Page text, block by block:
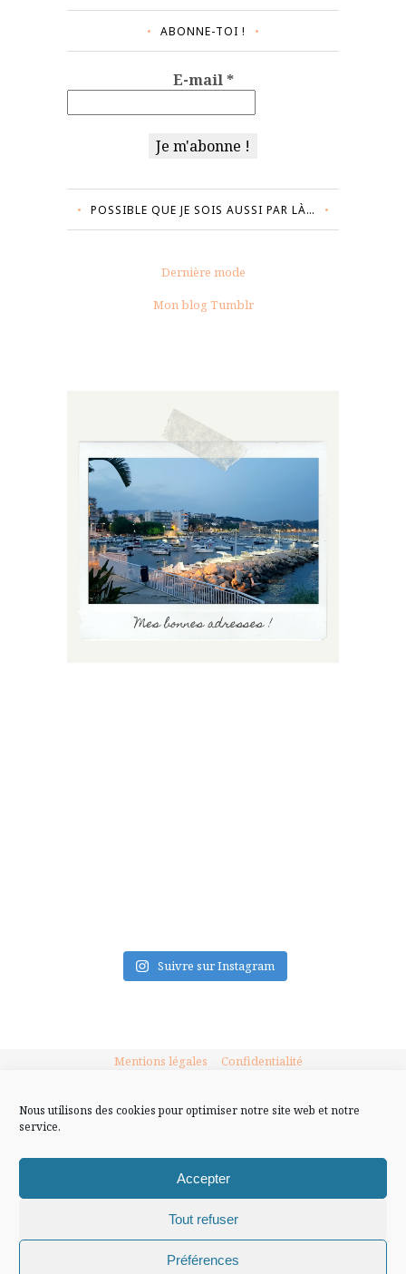
Nous utilisons des cookies pour optimiser notre site web et notre
service.
Accepter
Tout refuser
Préférences
ABONNE-TOI !
E-mail*
POSSIBLE QUE JE SOIS AUSSI PAR LÀ…
Dernière mode
Mon blog Tumblr
Suivre sur Instagram
Mentions légales Confidentialité